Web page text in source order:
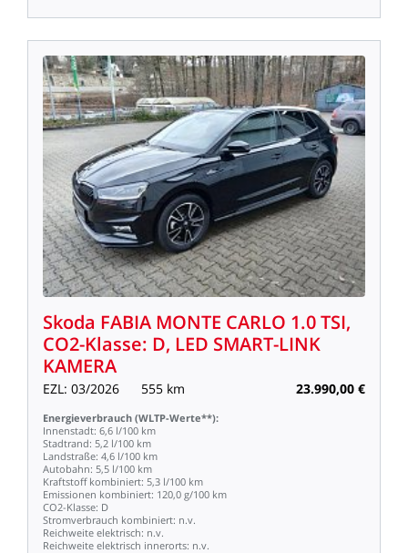
Skoda FABIA MONTE CARLO 1.0TSI,
CO2-Klasse: D, LED SMART-LINK
KAMERA
EZL: 03/2026 555 km 23.990,00 €
Energieverbrauch (WLTP-Werte**):
Innenstadt: 6,6 l/100 km
Stadtrand: 5,2 l/100 km
Landstraße: 4,6 l/100 km
Autobahn: 5,5 l/100 km
Kraftstoff kombiniert: 5,3 l/100 km
Emissionen kombiniert: 120,0 g/100 km
CO2-Klasse: D
Stromverbrauch kombiniert: n.v.
Reichweite elektrisch: n.v.
Reichweite elektrisch innerorts: n.v.